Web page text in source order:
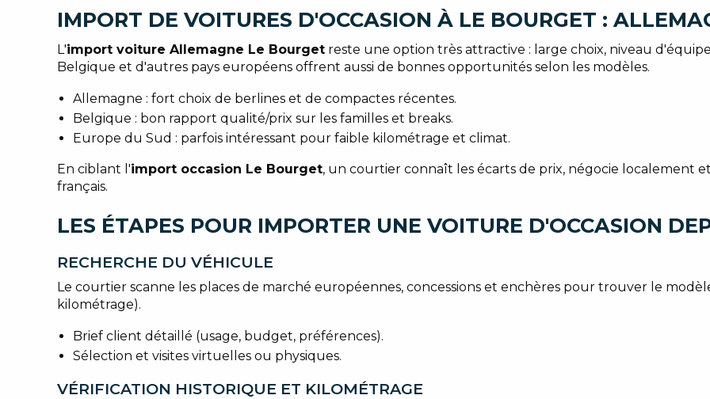
IMPORT DE VOITURES D'OCCASION À LE BOURGET :
L'import voiture Allemagne Le Bourget reste une option très attractive : large choix, niveau
Belgique et d'autres pays européens offrent aussi de bonnes opportunités selon les modèles.
Allemagne : fort choix de berlines et de compactes récentes.
Belgique : bon rapport qualité/prix sur les familles et breaks.
Europe du Sud : parfois intéressant pour faible kilométrage et climat.
En ciblant l'import occasion Le Bourget, un courtier connaît les écarts de prix, négocie localement
français.
LES ÉTAPES POUR IMPORTER UNE VOITURE D'OCCASION
RECHERCHE DU VÉHICULE
Le courtier scanne les places de marché européennes, concessions et enchères pour trouver le
kilométrage).
Brief client détaillé (usage, budget, préférences).
Sélection et visites virtuelles ou physiques.
VÉRIFICATION HISTORIQUE ET KILOMÉTRAGE